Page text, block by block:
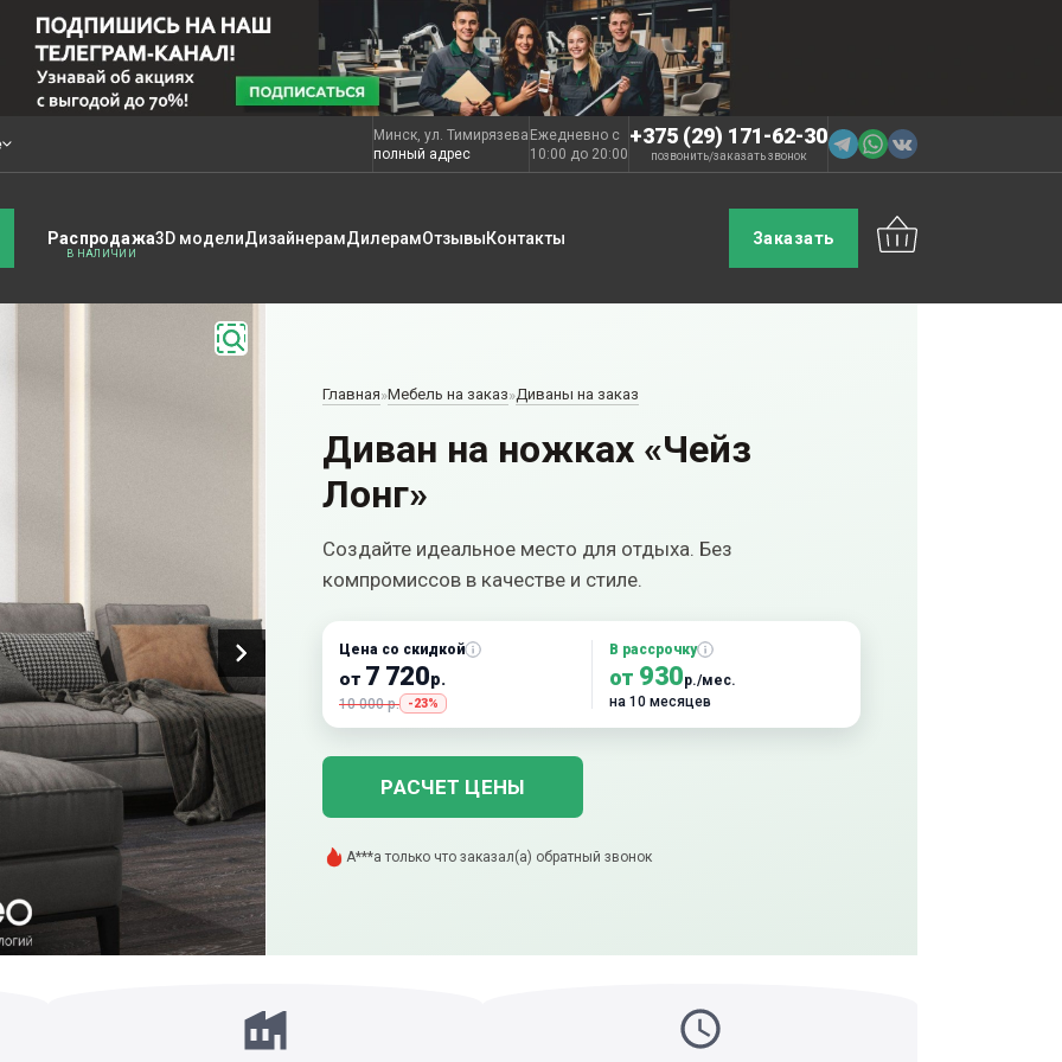
Минск, ул. Тимирязева
полный адрес
Ежедневно с
10:00 до 20:00
+375 (29) 171-62-30
позвонить/заказать звонок
Распродажа3D моделиДизайнерамДилерамОтзывыКонтакты Заказать
Главная»Мебель на заказ»Диваны на заказ
Диван на ножках «Чейз
Лонг»
Создайте идеальное место для отдыха. Без
компромиссов в качестве и стиле.
Цена со скидкой
от 7 720р.
10 000 р. -23%
В рассрочку
от 930р./мес.
на 10 месяцев
РАСЧЕТ ЦЕНЫ
В***а только что купил(а) этот товар
Л***е только что добавил(а) этот товар в "Избранное"